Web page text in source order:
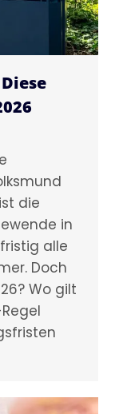
die
in
alle
Doch
Wo gilt